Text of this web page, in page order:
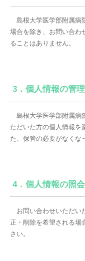
島根大学医学部附属病
場合を除き、お問い合わ
ることはありません。
3．個人情報の管理
島根大学医学部附属病
ただいた方の個人情報を
た、保管の必要がなくな
4．個人情報の照
お問い合わせいただい
正・削除を希望される場
さい。